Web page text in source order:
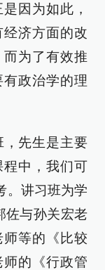
因为如此，
济方面的改
为了有效推
政治学的理
，先生是主要
中，我们可
。讲习班为学
佐与孙关宏老
师等的《比较
的《行政管